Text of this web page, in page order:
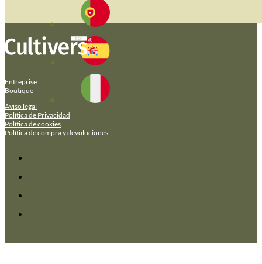
Entreprise
Boutique
Aviso legal
Política de Privacidad
Política de cookies
Política de compra y devoluciones